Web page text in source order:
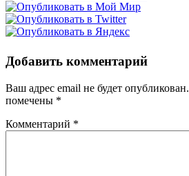
Добавить комментарий
Ваш адрес email не будет опубликован.
помечены *
Комментарий *